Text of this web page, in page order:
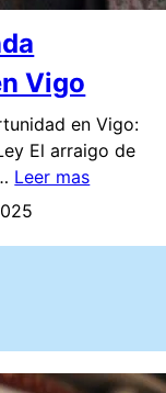
Vigo
en Vigo:
El arraigo de
Leer mas